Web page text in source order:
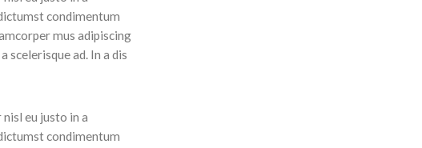
condimentum
mus adipiscing
ad. In a dis
eu justo in a
condimentum